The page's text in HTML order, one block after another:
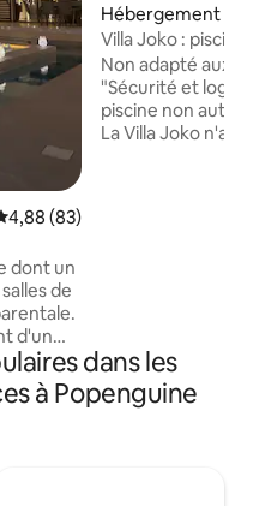
moyenne sur la
4,88 (83)
de
d'un
que des
avec sa
Hébergement ⋅
e
Villa Joko :
Non adapté aux
"Sécurité et
piscine non
La Villa Joko n'a
dans les
à Popenguine